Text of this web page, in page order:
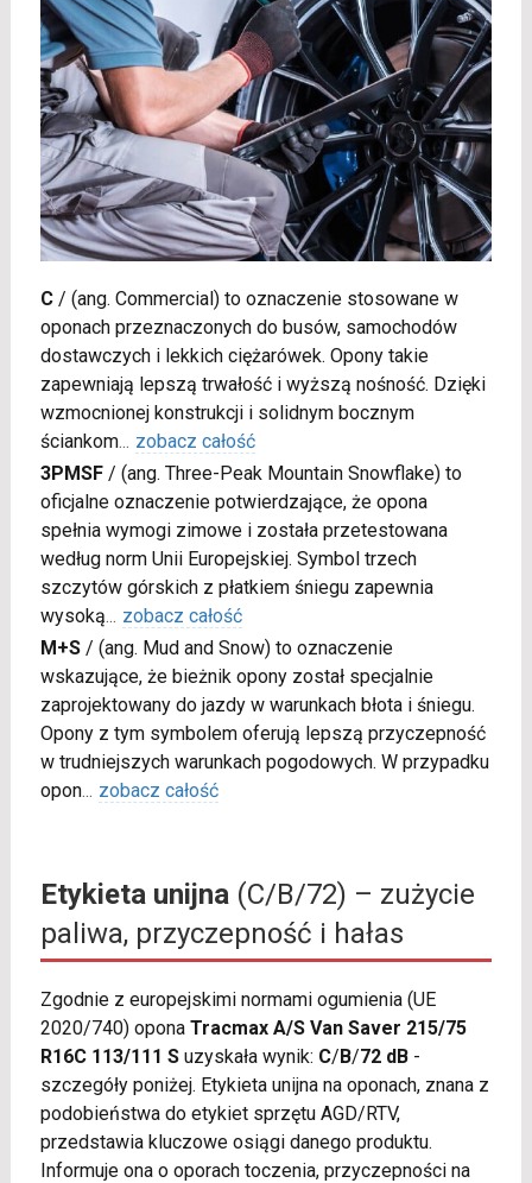
C/ (ang. Commercial) to oznaczenie stosowane w
oponach przeznaczonych do busów, samochodów
dostawczych i lekkich ciężarówek. Opony takie
zapewniają lepszą trwałość i wyższą nośność. Dzięki
wzmocnionej konstrukcji i solidnym bocznym
ściankom... zobacz całość
3PMSF/ (ang. Three-Peak Mountain Snowflake) to
oficjalne oznaczenie potwierdzające, że opona
spełnia wymogi zimowe i została przetestowana
według norm Unii Europejskiej. Symbol trzech
szczytów górskich z płatkiem śniegu zapewnia
wysoką... zobacz całość
M+S/ (ang. Mud and Snow) to oznaczenie
wskazujące, że bieżnik opony został specjalnie
zaprojektowany do jazdy w warunkach błota i śniegu.
Opony z tym symbolem oferują lepszą przyczepność
w trudniejszych warunkach pogodowych. W przypadku
opon... zobacz całość
Etykieta unijna(C/B/72) – zużycie
paliwa, przyczepność i hałas
Zgodnie z europejskimi normami ogumienia (UE
2020/740) opona Tracmax A/S Van Saver 215/75
R16C 113/111 Suzyskała wynik: C/B/72 dB-
szczegóły poniżej. Etykieta unijna na oponach, znana z
podobieństwa do etykiet sprzętu AGD/RTV,
przedstawia kluczowe osiągi danego produktu.
Informuje ona o oporach toczenia, przyczepności na